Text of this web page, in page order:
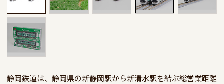
静岡鉄道は、静岡県の新静岡駅から新清水駅を結ぶ総営業距離